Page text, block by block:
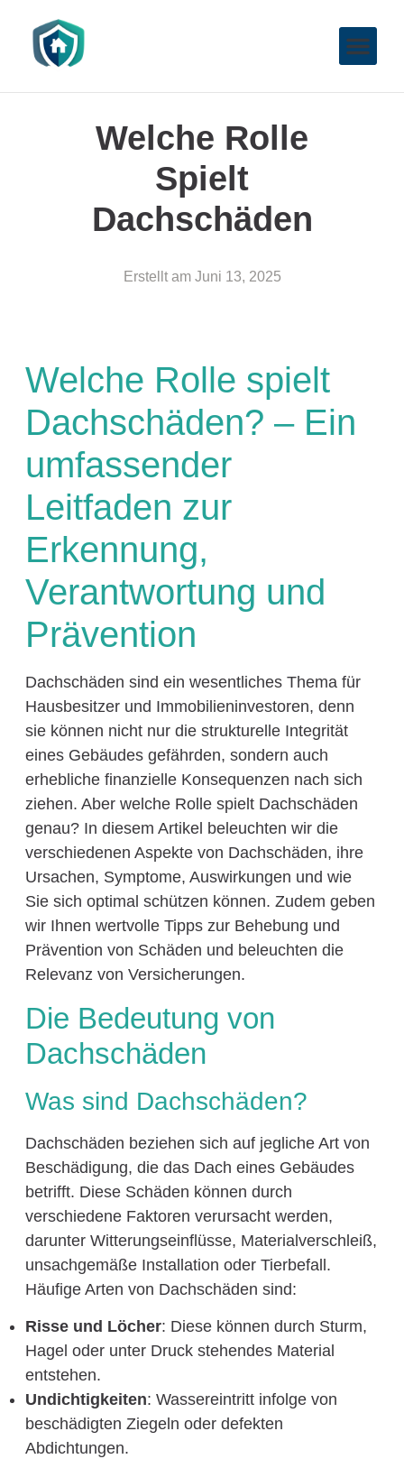
Welche Rolle
Spielt
Dachschäden
Erstellt am Juni 13, 2025
Welche Rolle spielt
Dachschäden? – Ein
umfassender
Leitfaden zur
Erkennung,
Verantwortung und
Prävention
Dachschäden sind ein wesentliches Thema für
Hausbesitzer und Immobilieninvestoren, denn
sie können nicht nur die strukturelle Integrität
eines Gebäudes gefährden, sondern auch
erhebliche finanzielle Konsequenzen nach sich
ziehen. Aber welche Rolle spielt Dachschäden
genau? In diesem Artikel beleuchten wir die
verschiedenen Aspekte von Dachschäden, ihre
Ursachen, Symptome, Auswirkungen und wie
Sie sich optimal schützen können. Zudem geben
wir Ihnen wertvolle Tipps zur Behebung und
Prävention von Schäden und beleuchten die
Relevanz von Versicherungen.
Die Bedeutung von
Dachschäden
Was sind Dachschäden?
Dachschäden beziehen sich auf jegliche Art von
Beschädigung, die das Dach eines Gebäudes
betrifft. Diese Schäden können durch
verschiedene Faktoren verursacht werden,
darunter Witterungseinflüsse, Materialverschleiß,
unsachgemäße Installation oder Tierbefall.
Häufige Arten von Dachschäden sind:
Risse und Löcher: Diese können durch Sturm,
Hagel oder unter Druck stehendes Material
entstehen.
Undichtigkeiten: Wassereintritt infolge von
beschädigten Ziegeln oder defekten
Abdichtungen.